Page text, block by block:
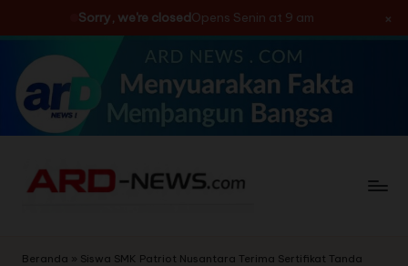
Sorry, we're closedOpens Senin at 9 am ×
Skip
content
Beranda » Siswa SMK Patriot Nusantara Terima Sertifikat Tanda